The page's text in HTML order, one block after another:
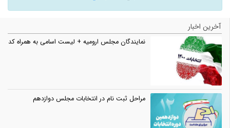
آخرین اخبار
نمایندگان مجلس ارومیه + لیست اسامی به همراه کد
مراحل ثبت نام در انتخابات مجلس دوازدهم